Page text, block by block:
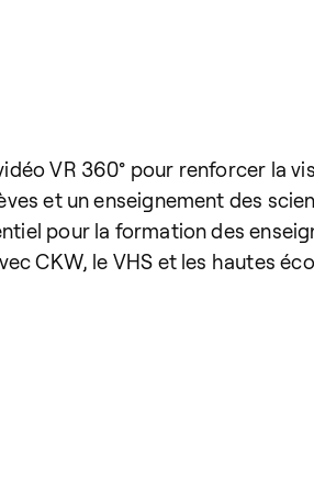
VR 360° pour renforcer la
et un enseignement des
pour la formation des
CKW, le VHS et les hautes